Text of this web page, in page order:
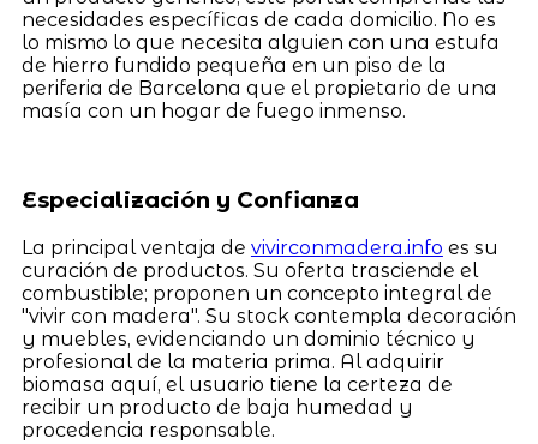
necesidades específicas de cada domicilio. No es
lo mismo lo que necesita alguien con una estufa
de hierro fundido pequeña en un piso de la
periferia de Barcelona que el propietario de una
masía con un hogar de fuego inmenso.
Especialización y Confianza
La principal ventaja de vivirconmadera.info es su
curación de productos. Su oferta trasciende el
combustible; proponen un concepto integral de
"vivir con madera". Su stock contempla decoración
y muebles, evidenciando un dominio técnico y
profesional de la materia prima. Al adquirir
biomasa aquí, el usuario tiene la certeza de
recibir un producto de baja humedad y
procedencia responsable.